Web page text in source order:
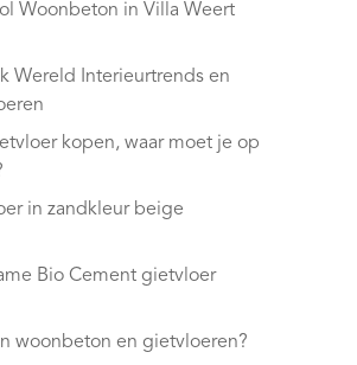
Woonbeton in Villa Weert
Wereld Interieurtrends en
kopen, waar moet je op
in zandkleur beige
Bio Cement gietvloer
woonbeton en gietvloeren?